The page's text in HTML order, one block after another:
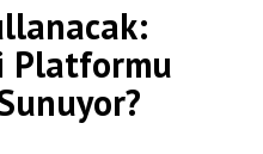
Platformu